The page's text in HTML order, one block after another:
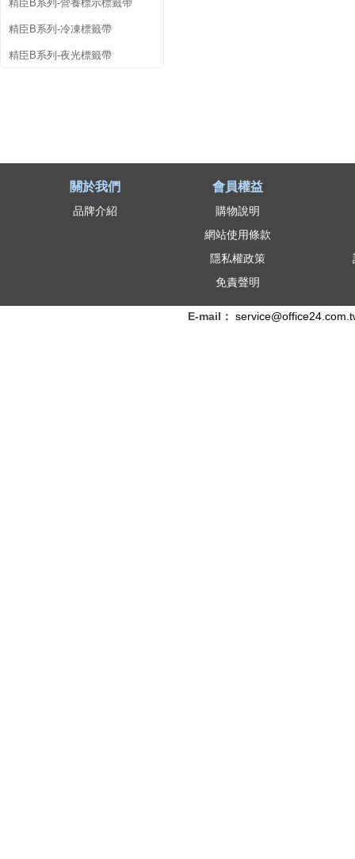
精臣B系列-營養標示標籤帶
精臣B系列-冷凍標籤帶
精臣B系列-夜光標籤帶
關於我們
品牌介紹
會員權益
購物說明
網站使用條款
隱私權政策
免責聲明
E-mail：